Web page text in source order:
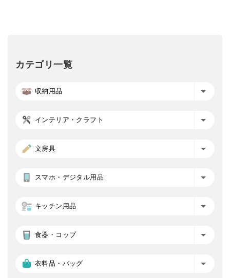
カテゴリ一覧
収納用品
インテリア・クラフト
文房具
スマホ・デジタル用品
キッチン用品
食器・コップ
衣料品・バッグ